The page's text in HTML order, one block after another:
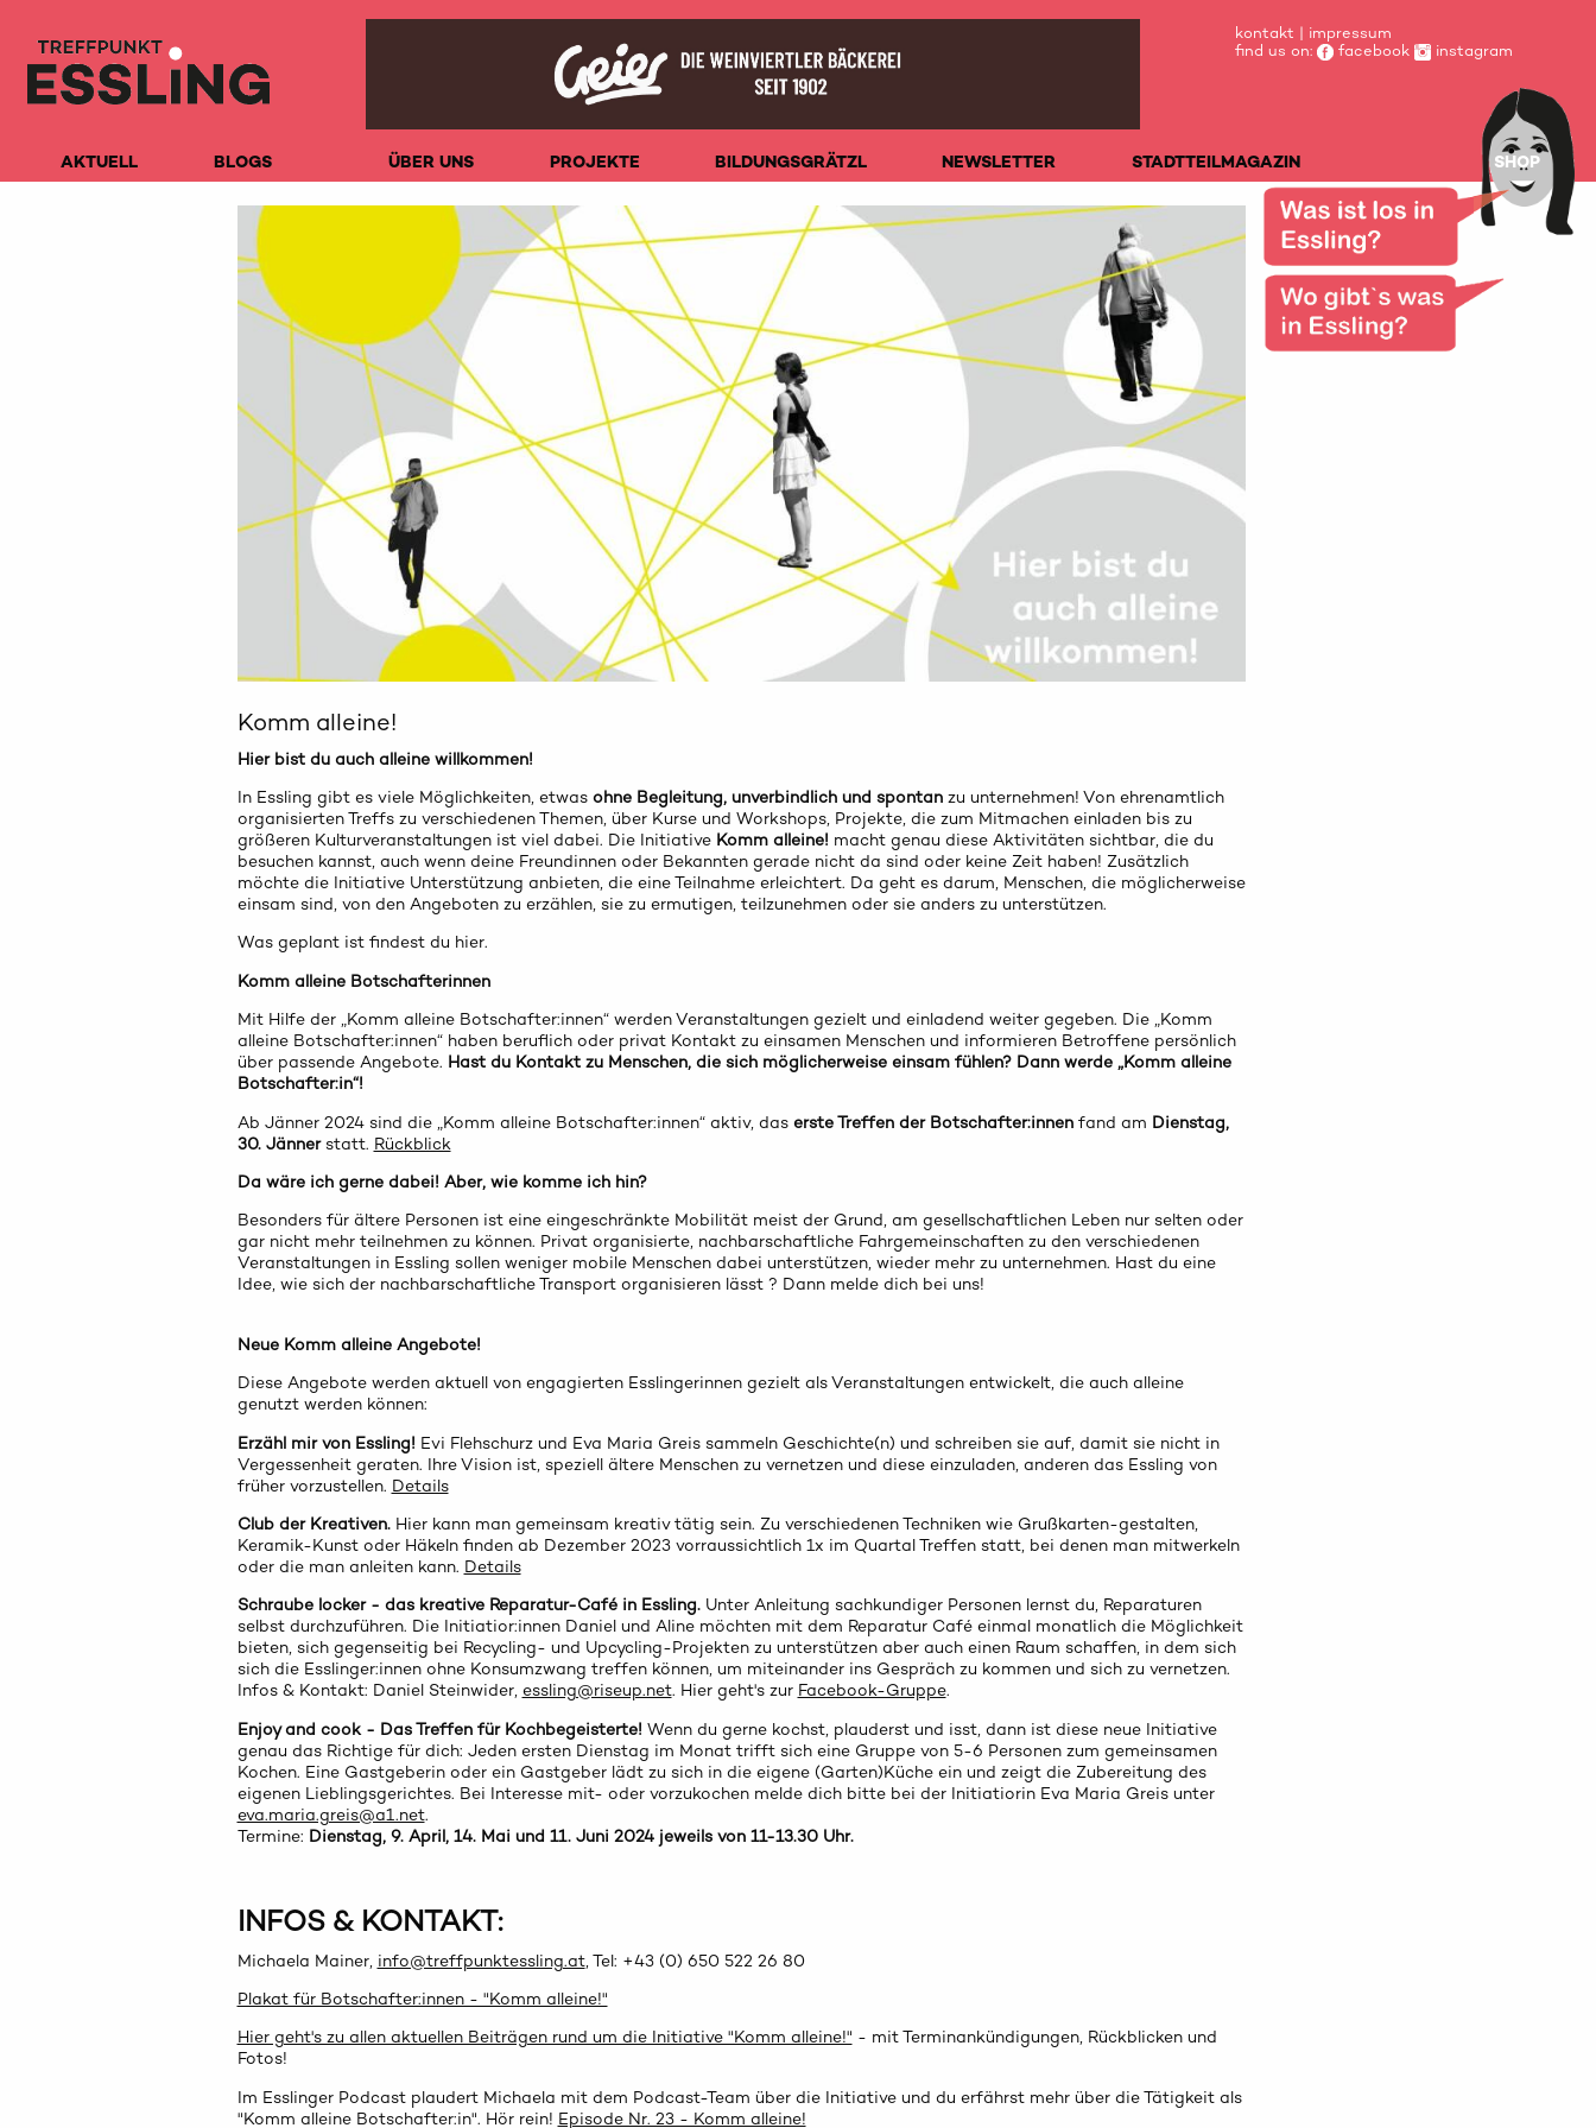
kontakt | impressum
find us on:
facebook instagram
AKTUELL BLOGS ÜBER UNS PROJEKTE BILDUNGSGRÄTZL NEWSLETTER STADTTEILMAGAZIN SHOP
Komm alleine!
Hier bist du auch alleine willkommen!
In Essling gibt es viele Möglichkeiten, etwas ohne Begleitung, unverbindlich und spontanzu unternehmen! Von ehrenamtlich
organisierten Treffs zu verschiedenen Themen, über Kurse und Workshops, Projekte, die zum Mitmachen einladen bis zu
größeren Kulturveranstaltungen ist viel dabei. Die Initiative Komm alleine! macht genau diese Aktivitäten sichtbar, die du
besuchen kannst, auch wenn deine Freundinnen oder Bekannten gerade nicht da sind oder keine Zeit haben! Zusätzlich
möchte die Initiative Unterstützung anbieten, die eine Teilnahme erleichtert. Da geht es darum, Menschen, die möglicherweise
einsam sind, von den Angeboten zu erzählen, sie zu ermutigen, teilzunehmen oder sie anders zu unterstützen.
Was geplant ist findest du hier.
Komm alleine Botschafterinnen
Mit Hilfe der „Komm alleine Botschafter:innen“ werden Veranstaltungen gezielt und einladend weiter gegeben. Die „Komm
alleine Botschafter:innen“ haben beruflich oder privat Kontakt zu einsamen Menschen und informieren Betroffene persönlich
über passende Angebote. Hast du Kontakt zu Menschen, die sich möglicherweise einsam fühlen? Dann werde „Komm alleine
Botschafter:in“!
Ab Jänner 2024 sind die „Komm alleine Botschafter:innen“ aktiv, das erste Treffen der Botschafter:innenfand am Dienstag,
30. Jännerstatt. Rückblick
Da wäre ich gerne dabei! Aber, wie komme ich hin?
Besonders für ältere Personen ist eine eingeschränkte Mobilität meist der Grund, am gesellschaftlichen Leben nur selten oder
gar nicht mehr teilnehmen zu können. Privat organisierte, nachbarschaftliche Fahrgemeinschaften zu den verschiedenen
Veranstaltungen in Essling sollen weniger mobile Menschen dabei unterstützen, wieder mehr zu unternehmen. Hast du eine
Idee, wie sich der nachbarschaftliche Transport organisieren lässt ? Dann melde dich bei uns!
Neue Komm alleine Angebote!
Diese Angebote werden aktuell von engagierten Esslingerinnen gezielt als Veranstaltungen entwickelt, die auch alleine
genutzt werden können:
Erzähl mir von Essling! Evi Flehschurz und Eva Maria Greis sammeln Geschichte(n) und schreiben sie auf, damit sie nicht in
Vergessenheit geraten. Ihre Vision ist, speziell ältere Menschen zu vernetzen und diese einzuladen, anderen das Essling von
früher vorzustellen. Details
Club der Kreativen.Hier kann man gemeinsam kreativ tätig sein. Zu verschiedenen Techniken wie Grußkarten-gestalten,
Keramik-Kunst oder Häkeln finden ab Dezember 2023 vorraussichtlich 1x im Quartal Treffen statt, bei denen man mitwerkeln
oder die man anleiten kann. Details
Schraube locker - das kreative Reparatur-Café in Essling. Unter Anleitung sachkundiger Personen lernst du, Reparaturen
selbst durchzuführen. Die Initiatior:innen Daniel und Aline möchten mit dem Reparatur Café einmal monatlich die Möglichkeit
bieten, sich gegenseitig bei Recycling- und Upcycling-Projekten zu unterstützen aber auch einen Raum schaffen, in dem sich
sich die Esslinger:innen ohne Konsumzwang treffen können, um miteinander ins Gespräch zu kommen und sich zu vernetzen.
Infos & Kontakt: Daniel Steinwider, essling@riseup.net. Hier geht's zur Facebook-Gruppe.
Enjoy and cook - Das Treffen für Kochbegeisterte! Wenn du gerne kochst, plauderst und isst, dann ist diese neue Initiative
genau das Richtige für dich: Jeden ersten Dienstag im Monat trifft sich eine Gruppe von 5-6 Personen zum gemeinsamen
Kochen. Eine Gastgeberin oder ein Gastgeber lädt zu sich in die eigene (Garten)Küche ein und zeigt die Zubereitung des
eigenen Lieblingsgerichtes. Bei Interesse mit- oder vorzukochen melde dich bitte bei der Initiatiorin Eva Maria Greis unter
eva.maria.greis@a1.net.
Termine: Dienstag, 9. April, 14. Mai und 11. Juni 2024 jeweils von 11-13.30 Uhr.
INFOS & KONTAKT:
Michaela Mainer, info@treffpunktessling.at, Tel: +43 (0) 650 522 26 80
Plakat für Botschafter:innen - "Komm alleine!"
Hier geht's zu allen aktuellen Beiträgen rund um die Initiative "Komm alleine!" - mit Terminankündigungen, Rückblicken und
Fotos!
Im Esslinger Podcast plaudert Michaela mit dem Podcast-Team über die Initiative und du erfährst mehr über die Tätigkeit als
"Komm alleine Botschafter:in". Hör rein! Episode Nr. 23 - Komm alleine!